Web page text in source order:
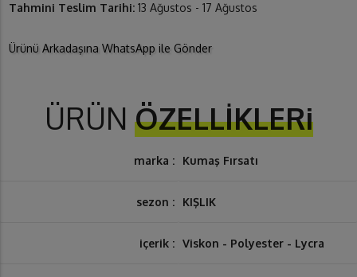
Tahmini Teslim Tarihi: 13 Ağustos - 17 Ağustos
Ürünü Arkadaşına WhatsApp ile Gönder
ÜRÜN ÖZELLİKLERi
marka : Kumaş Fırsatı
sezon : KIŞLIK
içerik : Viskon - Polyester - Lycra